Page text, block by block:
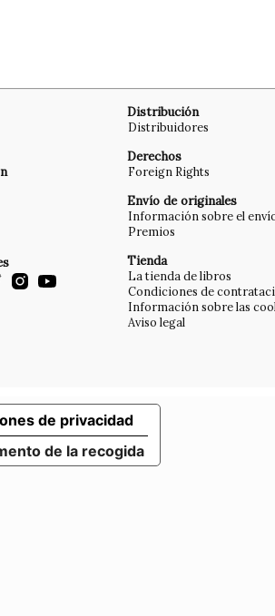
Distribución
Distribuidores
Derechos
Foreign Rights
Envío de originales
Información sobre el
Premios
Tienda
La tienda de libros
Condiciones de
Información sobre las
Aviso legal
de la recogida
de privacidad